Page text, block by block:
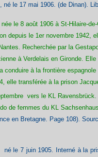
né le 17 mai 1906. (de Dinan).
, née le 8 août 1906 à St-Hilaire-
depuis le 1er novembre 1942,
Recherchée par la
à Verdelais en Gironde.
conduire à la frontière
elle transférée à la prison
vers le KL
de femmes du KL
en Bretagne. Page 108).
né le 7 juin 1905. Interné à la